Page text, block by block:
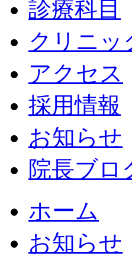
診療科目
クリニッ
アクセス
採用情報
お知らせ
院長ブロ
ホーム
お知らせ